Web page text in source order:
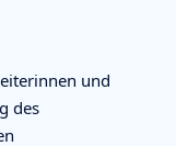
und
des